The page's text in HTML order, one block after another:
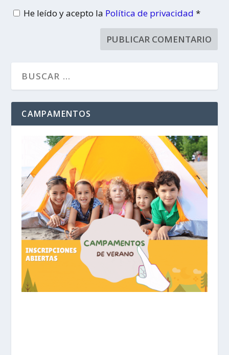
He leído y acepto la Política de privacidad*
CAMPAMENTOS